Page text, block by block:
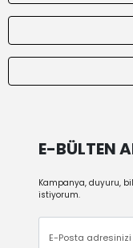
E-BÜLTEN
Kampanya, duyuru,
istiyorum.